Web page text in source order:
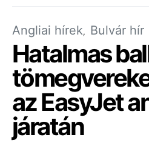
Angliai hírek Bulvár hír
Hatalmas
az EasyJet
járatán